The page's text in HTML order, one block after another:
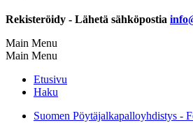
Rekisteröidy - Lähetä sähköpostia
Main Menu
Main Menu
Etusivu
Haku
Suomen Pöytäjalkapalloyhdistys -